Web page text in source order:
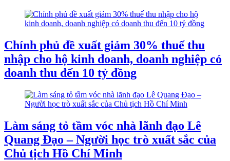
Chính phủ đề xuất giảm 30% thuế thu
nhập cho hộ kinh doanh, doanh nghiệp có
doanh thu đến 10 tỷ đồng
Làm sáng tỏ tầm vóc nhà lãnh đạo Lê
Quang Đạo – Người học trò xuất sắc của
Chủ tịch Hồ Chí Minh